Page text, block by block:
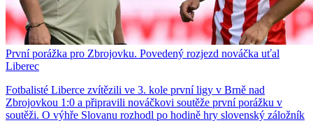
První porážka pro Zbrojovku. Povedený rozjezd nováčka uťal
Liberec
Fotbalisté Liberce zvítězili ve 3. kole první ligy v Brně nad
Zbrojovkou 1:0 a připravili nováčkovi soutěže první porážku v
soutěži. O výhře Slovanu rozhodl po hodině hry slovenský záložník